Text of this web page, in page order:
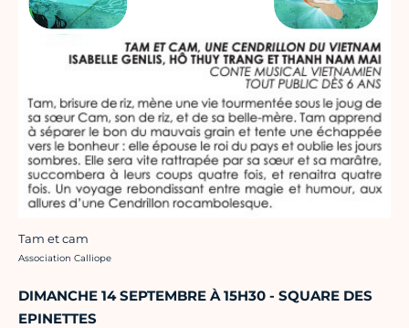
Tam et cam
Crédit photo :
Association Calliope
DIMANCHE 14 SEPTEMBRE À 15H30 - SQUARE DES
EPINETTES